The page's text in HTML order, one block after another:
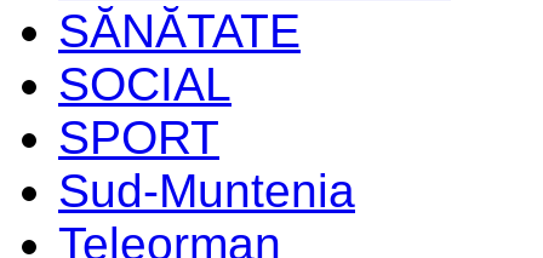
SĂNĂTATE
SOCIAL
SPORT
Sud-Muntenia
Teleorman